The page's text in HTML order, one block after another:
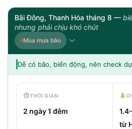
Bãi Đông, Thanh Hóa tháng 8 —
nhưng phải chịu khó chút
Mùa mưa bão
Dễ có bão, biển động, nên check
THỜI GIAN
2 ngày 1 đêm
từ